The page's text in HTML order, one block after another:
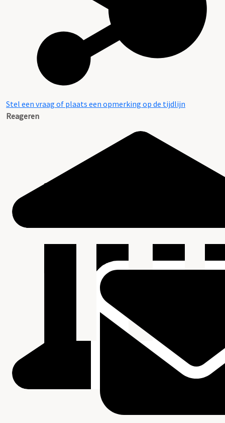
Stel een vraag of plaats een opmerking op de tijdlijn
Reageren